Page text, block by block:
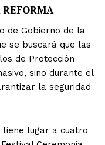
de Gobierno de la
se buscará que las
de Protección
sino durante el
la seguridad
tiene lugar a cuatro